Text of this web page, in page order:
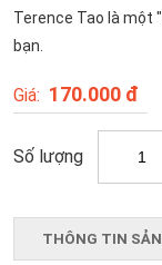
Terence Tao là một
bạn.
170.000 đ
THÔNG TIN